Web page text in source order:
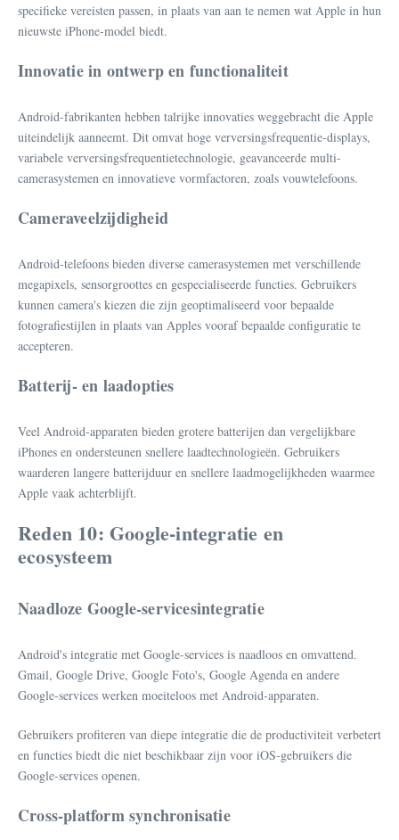
specifieke vereisten passen, in plaats van aan te nemen wat Apple in hun
nieuwste iPhone-model biedt.
Innovatie in ontwerp en functionaliteit
Android-fabrikanten hebben talrijke innovaties weggebracht die Apple
uiteindelijk aanneemt. Dit omvat hoge verversingsfrequentie-displays,
variabele verversingsfrequentietechnologie, geavanceerde multi-
camerasystemen en innovatieve vormfactoren, zoals vouwtelefoons.
Cameraveelzijdigheid
Android-telefoons bieden diverse camerasystemen met verschillende
megapixels, sensorgroottes en gespecialiseerde functies. Gebruikers
kunnen camera's kiezen die zijn geoptimaliseerd voor bepaalde
fotografiestijlen in plaats van Apples vooraf bepaalde configuratie te
accepteren.
Batterij- en laadopties
Veel Android-apparaten bieden grotere batterijen dan vergelijkbare
iPhones en ondersteunen snellere laadtechnologieën. Gebruikers
waarderen langere batterijduur en snellere laadmogelijkheden waarmee
Apple vaak achterblijft.
Reden 10: Google-integratie en
ecosysteem
Naadloze Google-servicesintegratie
Android's integratie met Google-services is naadloos en omvattend.
Gmail, Google Drive, Google Foto's, Google Agenda en andere
Google-services werken moeiteloos met Android-apparaten.
Gebruikers profiteren van diepe integratie die de productiviteit verbetert
en functies biedt die niet beschikbaar zijn voor iOS-gebruikers die
Google-services openen.
Cross-platform synchronisatie